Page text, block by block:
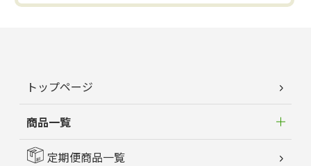
トップページ
商品一覧
定期便商品一覧